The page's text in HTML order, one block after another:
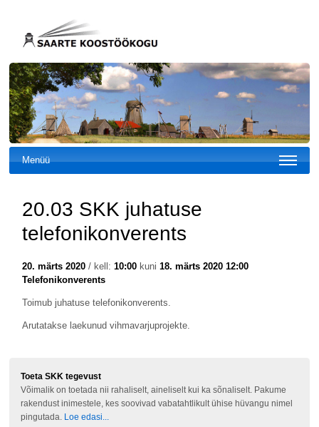
Menüü
20.03 SKK juhatuse
telefonikonverents
20. märts 2020/ kell: 10:00kuni 18. märts 2020 12:00
Telefonikonverents
Toimub juhatuse telefonikonverents.
Arutatakse laekunud vihmavarjuprojekte.
Toeta SKK tegevust
Võimalik on toetada nii rahaliselt, aineliselt kui ka sõnaliselt. Pakume
rakendust inimestele, kes soovivad vabatahtlikult ühise hüvangu nimel
pingutada.
Loe edasi...